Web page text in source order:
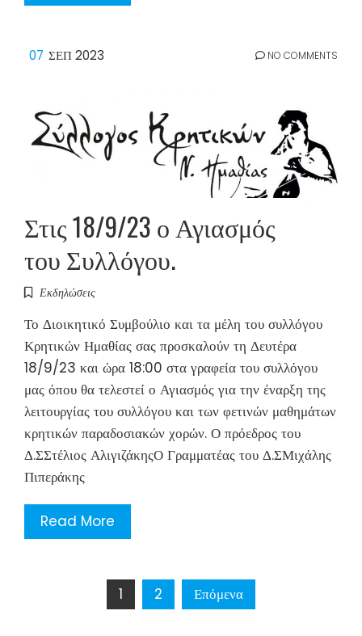
07 ΣΕΠ 2023 NO COMMENTS
Στις 18/9/23 ο Αγιασμός
του Συλλόγου.
Εκδηλώσεις
Το Διοικητικό Συμβούλιο και τα μέλη του συλλόγου
Κρητικών Ημαθίας σας προσκαλούν τη Δευτέρα
18/9/23 και ώρα 18:00 στα γραφεία του συλλόγου
μας όπου θα τελεστεί ο Αγιασμός για την έναρξη της
λειτουργίας του συλλόγου και των φετινών μαθημάτων
κρητικών παραδοσιακών χορών. Ο πρόεδρος του
Δ.ΣΣτέλιος ΑλιγιζάκηςΟ Γραμματέας του Δ.ΣΜιχάλης
Πιπεράκης
Read More
Σελιδοποίηση
1 2 Επόμενα